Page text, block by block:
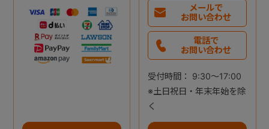
メールで
お問い合わせ
電話で
お問い合わせ
受付時間： 9:30～17:00
※土日祝日・年末年始を除
く